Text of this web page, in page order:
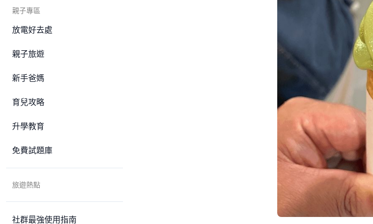
親子專區
放電好去處
親子旅遊
新手爸媽
育兒攻略
升學教育
免費試題庫
旅遊熱點
社群最強使用指南